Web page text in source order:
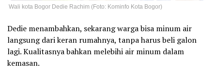
Wali kota Bogor Dedie Rachim (Foto: Kominfo Kota Bogor)
Dedie menambahkan, sekarang warga bisa minum air
langsung dari keran rumahnya, tanpa harus beli galon
lagi. Kualitasnya bahkan melebihi air minum dalam
kemasan.